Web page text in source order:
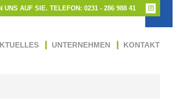
UNS AUF SIE. TELEFON: 0231 - 286 988 41
Instagram
in
UNTERNEHMEN KONTAKT